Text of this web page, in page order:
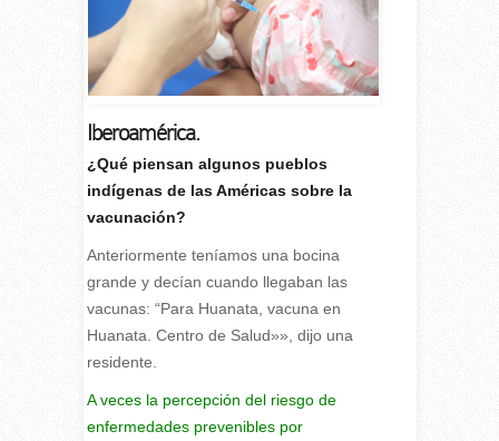
Iberoamérica.
¿Qué piensan algunos pueblos
indígenas de las Américas sobre la
vacunación?
Anteriormente teníamos una bocina
grande y decían cuando llegaban las
vacunas: “Para Huanata, vacuna en
Huanata. Centro de Salud»», dijo una
residente.
A veces la percepción del riesgo de
enfermedades prevenibles por